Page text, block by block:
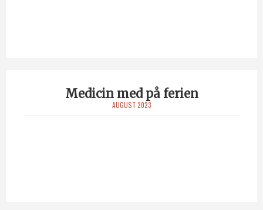
Medicin med på ferien
AUGUST 2023